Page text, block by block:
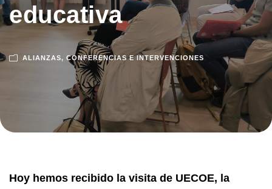
educativa
ALIANZAS, CONFERENCIAS E INTERVENCIONES
Hoy hemos recibido la visita de UECOE, la